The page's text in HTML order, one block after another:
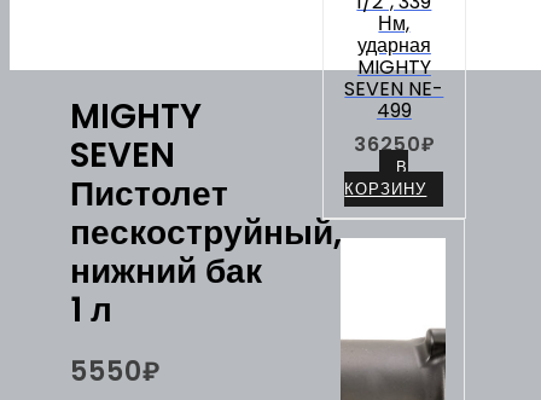
MIGHTY
SEVEN
Пистолет
пескоструйный,
нижний бак
1 л
5550₽
Нм,
ударная
MIGHTY
SEVEN NE-
499
36250₽
В
КОРЗИНУ